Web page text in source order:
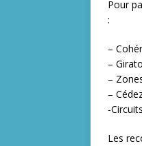
Pour
:
–
–
–
–
-
Les